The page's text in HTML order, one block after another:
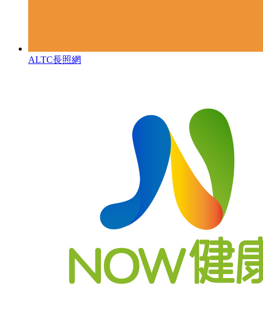
ALTC長照網